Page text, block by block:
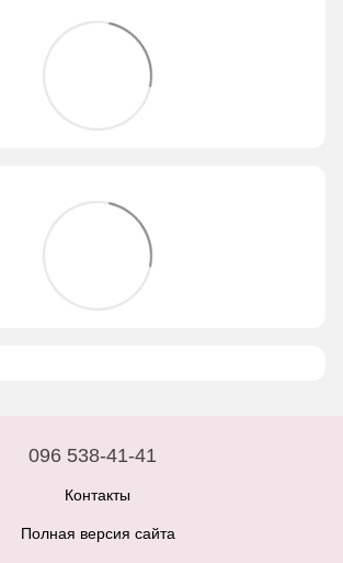
096 538-41-41
Контакты
Полная версия сайта